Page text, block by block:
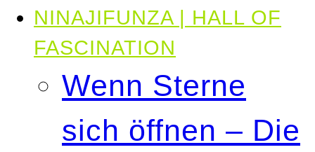
NINAJIFUNZA | HALL OF
FASCINATION
Wenn Sterne
sich öffnen – Die